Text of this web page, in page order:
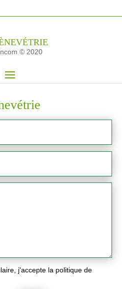
© 2020
j'accepte la politique de